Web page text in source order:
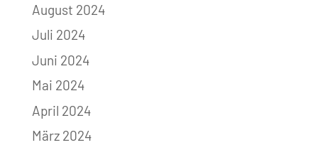
August 2024
Juli 2024
Juni 2024
Mai 2024
April 2024
März 2024